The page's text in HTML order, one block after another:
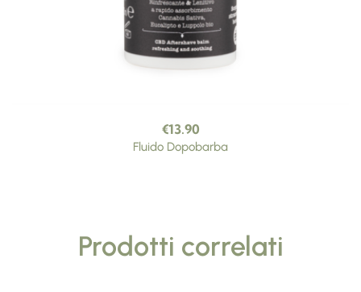
€13.90
Fluido Dopobarba
Prodotti correlati